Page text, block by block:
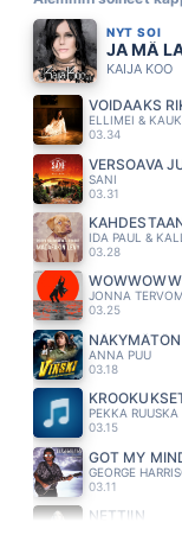
NYT SOI
JA MÄ
KAIJA KOO
VOIDAAKS
ELLIMEI &
03.34
VERSOAVA
SANI
03.31
IDA PAUL &
03.28
JONNA
03.25
NÄKYMÄTÖN
ANNA PUU
03.18
PEKKA RUUSKA
03.15
GOT MY
GEORGE
03.11
NETTIIN